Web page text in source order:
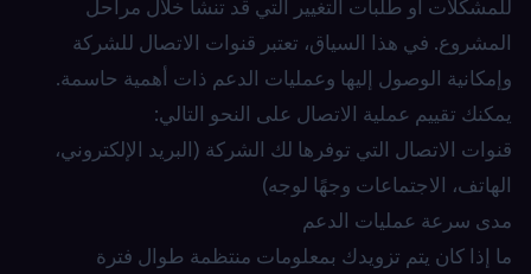
للمشكلات أو طلبات التغيير التي قد تنشأ خلال مراحل
المشروع. في هذا السياق، تعتبر قنوات الاتصال للشركة
وإمكانية الوصول إليها وعمليات الدعم ذات أهمية حاسمة.
يمكنك تقييم عملية الاتصال على النحو التالي:
قنوات الاتصال التي توفرها لك الشركة (البريد الإلكتروني،
الهاتف، الاجتماعات وجهًا لوجه)
مدى سرعة عمليات الدعم
ما إذا كان يتم تزويدك بمعلومات منتظمة طوال فترة